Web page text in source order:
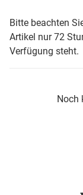
Bitte beachten
Artikel nur 72
Verfügung steht.
Noch